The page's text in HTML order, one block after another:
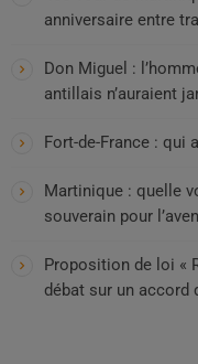
anniversaire entre
Don Miguel :
antillais n’auraient
Fort-de-France : qui
Martinique : quelle
souverain pour
Proposition de loi «
débat sur un accord